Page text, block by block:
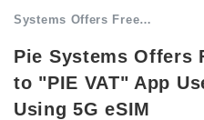
Systems Offers Free…
Pie Systems Offers
to "PIE VAT" App
Using 5G eSIM